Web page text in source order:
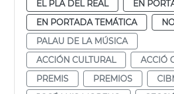
EL PLA DEL REAL
EN
EN PORTADA TEMÁTICA
PALAU DE LA MÚSICA
ACCIÓN CULTURAL
ACCIÓ
PREMIS
PREMIOS